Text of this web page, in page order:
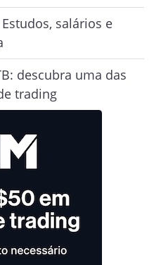
salários e
descubra uma das
trading